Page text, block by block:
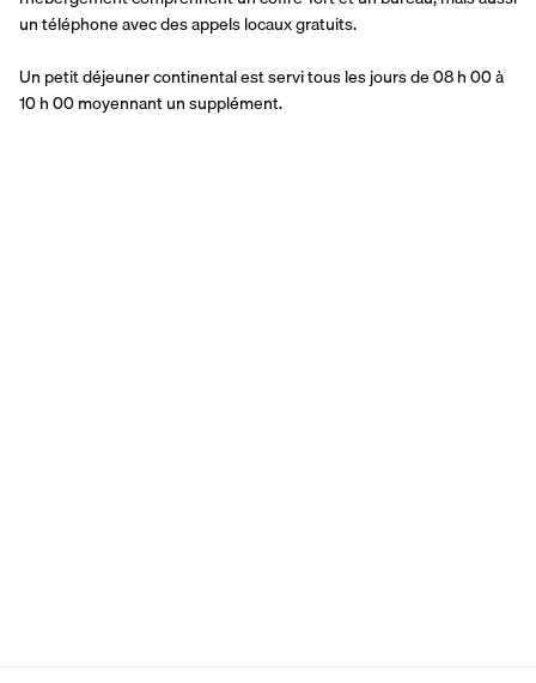
un téléphone avec des appels locaux gratuits.
Un petit déjeuner continental est servi tous les jours de 08 h 00 à
10 h 00 moyennant un supplément.